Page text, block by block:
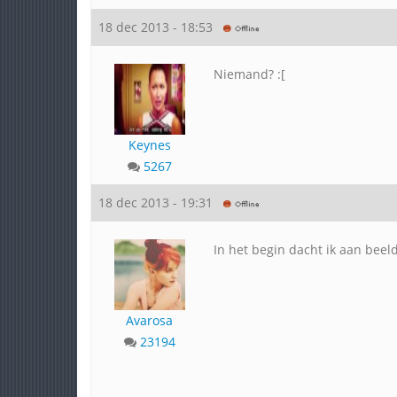
18 dec 2013 - 18:53
Keynes
5267
Niemand? :[
18 dec 2013 - 19:31
Avarosa
23194
In het begin dacht ik aan